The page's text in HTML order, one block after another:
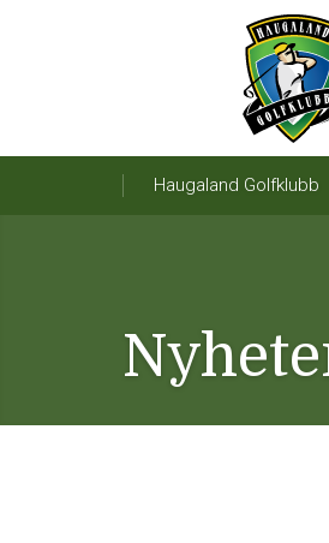
Haugaland Golfklubb